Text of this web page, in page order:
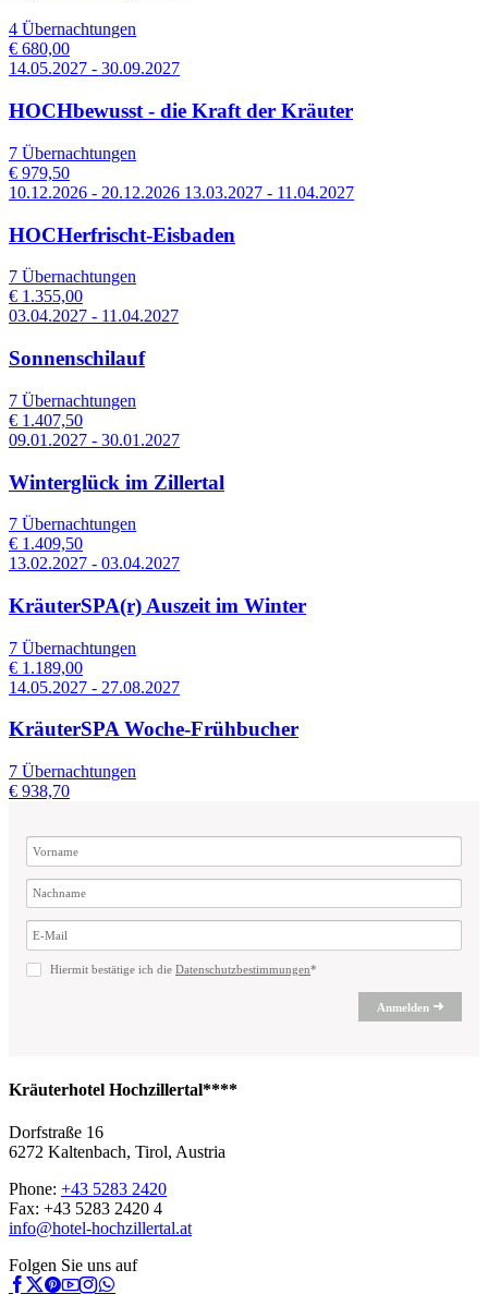
4 Übernachtungen
€ 680,00
14.05.2027 - 30.09.2027
HOCHbewusst - die Kraft der Kräuter
7 Übernachtungen
€ 979,50
10.12.2026 - 20.12.2026 13.03.2027 - 11.04.2027
HOCHerfrischt-Eisbaden
7 Übernachtungen
€ 1.355,00
03.04.2027 - 11.04.2027
Sonnenschilauf
7 Übernachtungen
€ 1.407,50
09.01.2027 - 30.01.2027
Winterglück im Zillertal
7 Übernachtungen
€ 1.409,50
13.02.2027 - 03.04.2027
KräuterSPA(r) Auszeit im Winter
7 Übernachtungen
€ 1.189,00
14.05.2027 - 27.08.2027
KräuterSPA Woche-Frühbucher
7 Übernachtungen
€ 938,70
Hiermit bestätige ich die Datenschutzbestimmungen*
Anmelden
Kräuterhotel Hochzillertal****
Dorfstraße 16
6272 Kaltenbach, Tirol, Austria
Phone: +43 5283 2420
Fax: +43 5283 2420 4
info@hotel-hochzillertal.at
Folgen Sie uns auf